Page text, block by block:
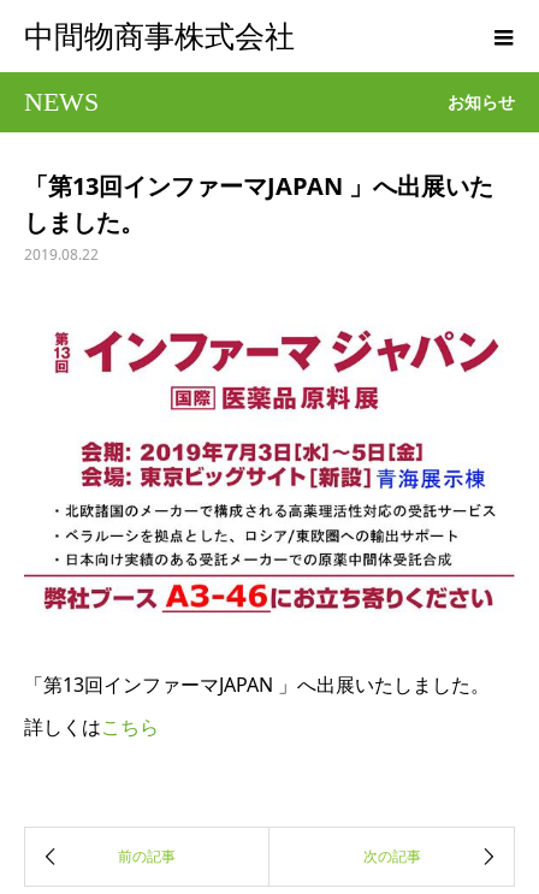
中間物商事株式会社
NEWS お知らせ
「第13回インファーマJAPAN 」へ出展いた
しました。
2019.08.22
「第13回インファーマJAPAN 」へ出展いたしました。
詳しくはこちら